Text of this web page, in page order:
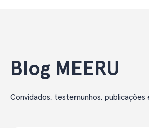
Blog MEERU
Convidados, testemunhos, publicações